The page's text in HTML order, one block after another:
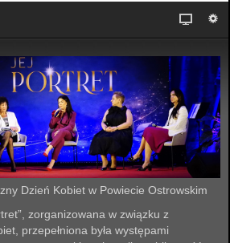
Dzień Kobiet w Powiecie Ostrowskim
zorganizowana w związku z
przepełniona była występami